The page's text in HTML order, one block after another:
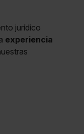
jurídico
experiencia